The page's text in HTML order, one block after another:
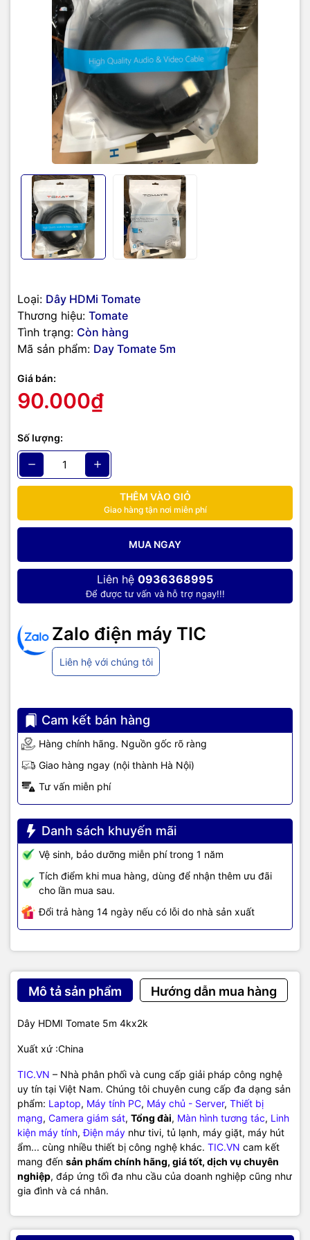
Loại: Dây HDMi Tomate
Thương hiệu: Tomate
Tình trạng: Còn hàng
Mã sản phẩm: Day Tomate 5m
Giá bán:
90.000₫
Số lượng:
THÊM VÀO GIỎ
Giao hàng tận nơi miễn phí
MUA NGAY
Liên hệ 0936368995
Để được tư vấn và hỗ trợ ngay!!!
Zalo điện máy TIC
Liên hệ với chúng tôi
Cam kết bán hàng
Hàng chính hãng. Nguồn gốc rõ ràng
Giao hàng ngay (nội thành Hà Nội)
Tư vấn miễn phí
Danh sách khuyến mãi
Vệ sinh, bảo dưỡng miễn phí trong 1 năm
Tích điểm khi mua hàng, dùng để nhận thêm ưu đãi
cho lần mua sau.
Đổi trả hàng 14 ngày nếu có lỗi do nhà sản xuất
Mô tả sản phẩm Hướng dẫn mua hàng
Dây HDMI Tomate 5m 4kx2k
Xuất xứ :China
TIC.VN – Nhà phân phối và cung cấp giải pháp công nghệ
uy tín tại Việt Nam. Chúng tôi chuyên cung cấp đa dạng sản
phẩm: Laptop, Máy tính PC, Máy chủ - Server, Thiết bị
mạng, Camera giám sát, Tổng đài, Màn hình tương tác, Linh
kiện máy tính,Điện máy như tivi, tủ lạnh, máy giặt, máy hút
ẩm... cùng nhiều thiết bị công nghệ khác. TIC.VN cam kết
mang đến sản phẩm chính hãng, giá tốt, dịch vụ chuyên
nghiệp, đáp ứng tối đa nhu cầu của doanh nghiệp cũng như
gia đình và cá nhân.